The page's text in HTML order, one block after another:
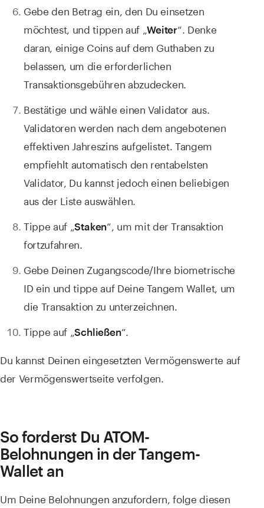
Gebe den Betrag ein, den Du einsetzen
möchtest, und tippen auf „Weiter“. Denke
daran, einige Coins auf dem Guthaben zu
belassen, um die erforderlichen
Transaktionsgebühren abzudecken.
Bestätige und wähle einen Validator aus.
Validatoren werden nach dem angebotenen
effektiven Jahreszins aufgelistet. Tangem
empfiehlt automatisch den rentabelsten
Validator, Du kannst jedoch einen beliebigen
aus der Liste auswählen.
Tippe auf „Staken“, um mit der Transaktion
fortzufahren.
Gebe Deinen Zugangscode/Ihre biometrische
ID ein und tippe auf Deine Tangem Wallet, um
die Transaktion zu unterzeichnen.
Tippe auf „Schließen“.
Du kannst Deinen eingesetzten Vermögenswerte auf
der Vermögenswertseite verfolgen.
So forderst Du ATOM-
Belohnungen in der Tangem-
Wallet an
Um Deine Belohnungen anzufordern, folge diesen